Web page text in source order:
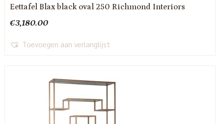
Eettafel Blax black oval 250 Richmond Interiors
€3,180.00
Toevoegen aan verlanglijst